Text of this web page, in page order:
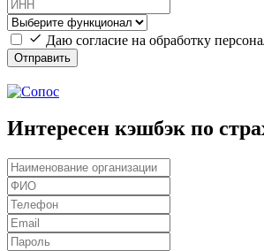
Даю согласие на обработку
Отправить
Интересен кэшбэк по